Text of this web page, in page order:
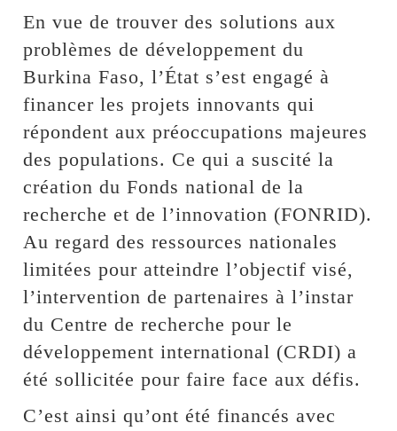
En vue de trouver des solutions aux
problèmes de développement du
Burkina Faso, l’État s’est engagé à
financer les projets innovants qui
répondent aux préoccupations majeures
des populations. Ce qui a suscité la
création du Fonds national de la
recherche et de l’innovation (FONRID).
Au regard des ressources nationales
limitées pour atteindre l’objectif visé,
l’intervention de partenaires à l’instar
du Centre de recherche pour le
développement international (CRDI) a
été sollicitée pour faire face aux défis.
C’est ainsi qu’ont été financés avec